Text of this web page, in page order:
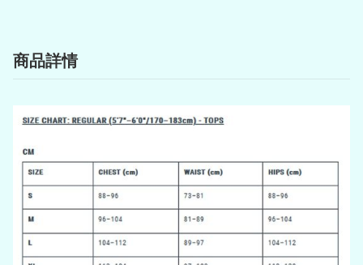
商品詳情